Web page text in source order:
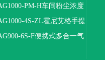
浓度检测仪PM-H车间粉尘浓度
仪
4S-ZL霍尼艾格手提
合一气体检测仪
6S-F便携式多合一气